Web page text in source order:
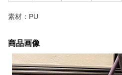
素材：PU
商品画像